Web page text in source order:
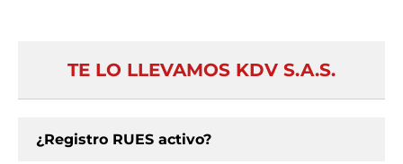
TE LO LLEVAMOS KDV S.A.S.
¿Registro RUES activo?